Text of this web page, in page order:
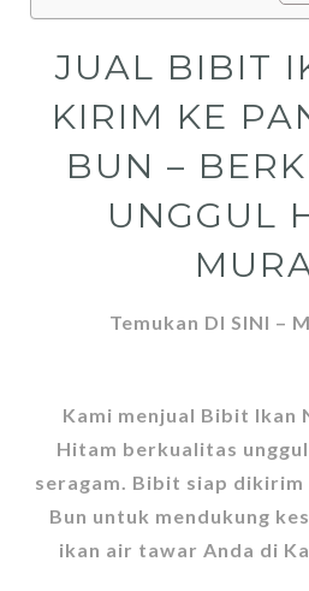
JUAL BIBIT
KIRIM KE
BUN –
UNGGUL
Temukan DI SINI –
Kami menjual Bibit Ikan
Hitam berkualitas
seragam. Bibit siap dikirim
Bun untuk mendukung
ikan air tawar Anda di